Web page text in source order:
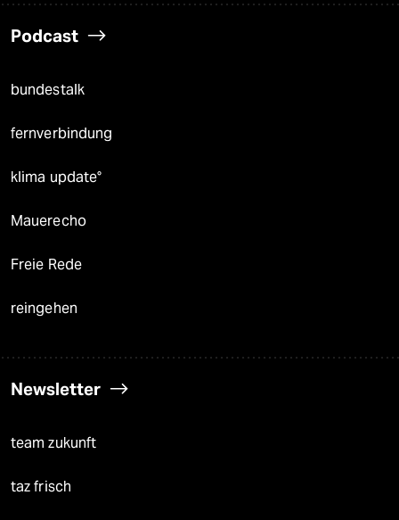
Podcast
bundestalk
fernverbindung
klima update°
Mauerecho
Freie Rede
reingehen
Newsletter
team zukunft
taz frisch